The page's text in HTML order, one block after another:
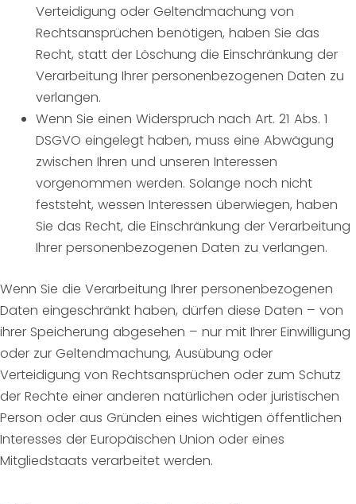
Verteidigung oder Geltendmachung von
Rechtsansprüchen benötigen, haben Sie das
Recht, statt der Löschung die Einschränkung der
Verarbeitung Ihrer personenbezogenen Daten zu
verlangen.
Wenn Sie einen Widerspruch nach Art. 21 Abs. 1
DSGVO eingelegt haben, muss eine Abwägung
zwischen Ihren und unseren Interessen
vorgenommen werden. Solange noch nicht
feststeht, wessen Interessen überwiegen, haben
Sie das Recht, die Einschränkung der Verarbeitung
Ihrer personenbezogenen Daten zu verlangen.
Wenn Sie die Verarbeitung Ihrer personenbezogenen
Daten eingeschränkt haben, dürfen diese Daten – von
ihrer Speicherung abgesehen – nur mit Ihrer Einwilligung
oder zur Geltendmachung, Ausübung oder
Verteidigung von Rechtsansprüchen oder zum Schutz
der Rechte einer anderen natürlichen oder juristischen
Person oder aus Gründen eines wichtigen öffentlichen
Interesses der Europäischen Union oder eines
Mitgliedstaats verarbeitet werden.